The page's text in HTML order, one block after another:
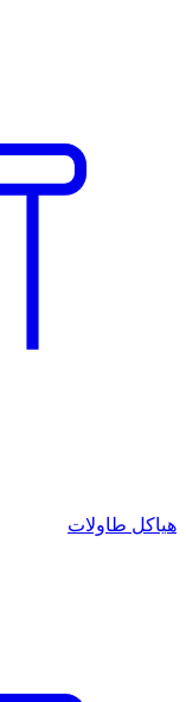
هياكل طاولات